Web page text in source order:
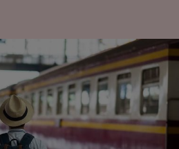
zur Identifikation
von oder Zugriff auf
Endgerät.
und Inhalte, Messung
der Performance von
sowie
von